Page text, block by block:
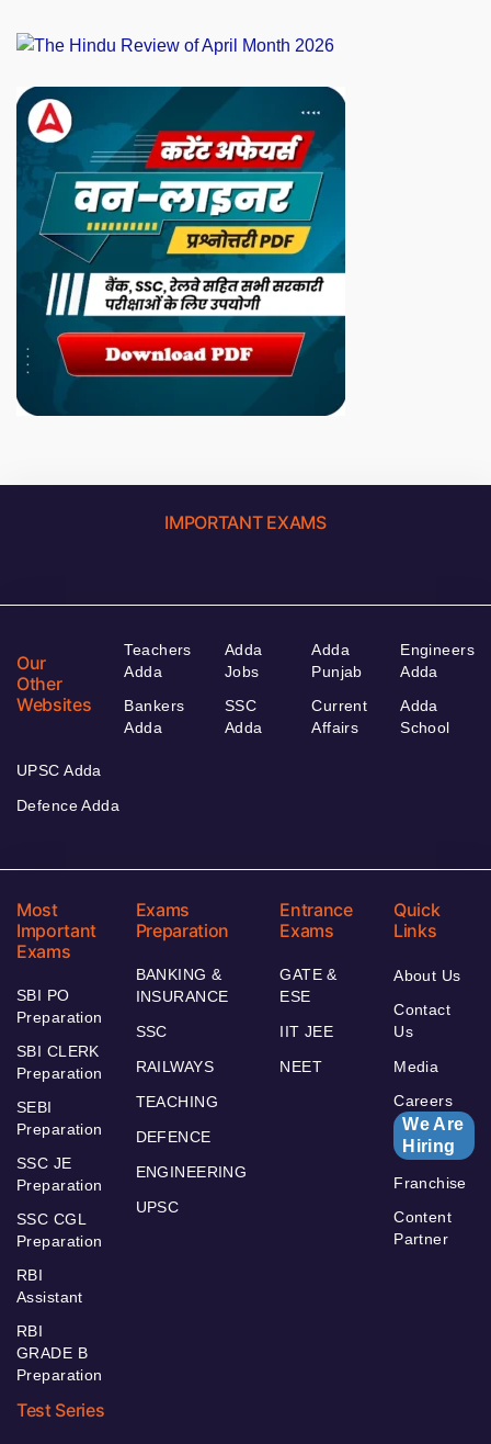
IMPORTANT EXAMS
Our
Other
Websites
Teachers
Adda
Bankers
Adda
Adda
Jobs
SSC
Adda
Adda
Punjab
Current
Affairs
Engineers
Adda
Adda
School
UPSC Adda
Defence Adda
Most
Important
Exams
SBI PO
Preparation
SBI CLERK
Preparation
SEBI
Preparation
SSC JE
Preparation
SSC CGL
Preparation
RBI
Assistant
RBI
GRADE B
Preparation
Exams
Preparation
BANKING &
INSURANCE
SSC
RAILWAYS
TEACHING
DEFENCE
ENGINEERING
UPSC
Entrance
Exams
GATE &
ESE
IIT JEE
NEET
Quick
Links
About Us
Contact
Us
Media
Careers
We Are
Hiring
Franchise
Content
Partner
Test Series